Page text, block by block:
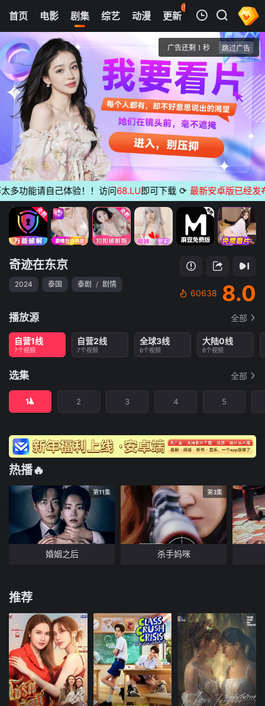
首页 电影 剧集 综艺 动漫 更新
96
热榜 APP
我的观影记录
1
奇迹在东京
清空
能请自己体验！！访问 68.LU即可下载 ⟳ 最新安卓版已经发布无
奇迹在东京
2024 泰国 泰剧 / 剧情
60638 8.0
播放源 全部
自营1线
7个视频
自营2线
7个视频
全球3线
6个视频
大陆0线
6个视频
选集 全部
1 2 3 4 5
热播🔥
第11集
婚姻之后
第3集
杀手妈咪
推荐